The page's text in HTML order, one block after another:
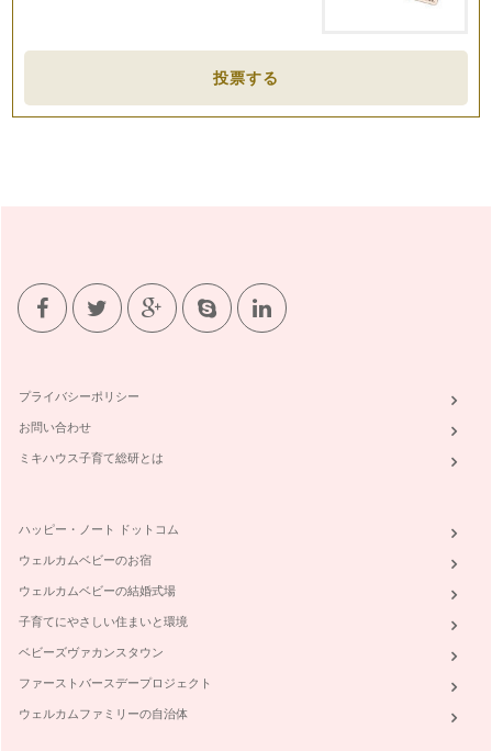
投票する
プライバシーポリシー
お問い合わせ
ミキハウス子育て総研とは
ハッピー・ノート ドットコム
ウェルカムベビーのお宿
ウェルカムベビーの結婚式場
子育てにやさしい住まいと環境
ベビーズヴァカンスタウン
ファーストバースデープロジェクト
ウェルカムファミリーの自治体